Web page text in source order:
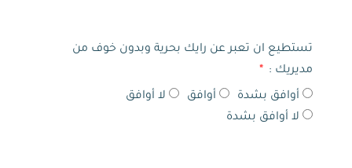
تستطيع ان تعبر عن رايك بحرية وبدون خوف من
مديريك :
أوافق بشدة أوافق
لا أوافق
لا أوافق بشدة